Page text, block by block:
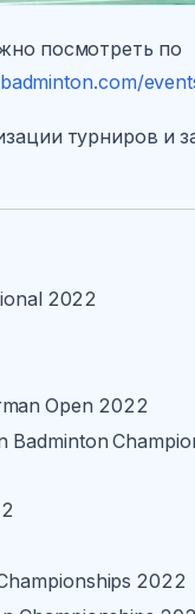
посмотреть по
турниров и
2022
Open 2022
Badminton
2022